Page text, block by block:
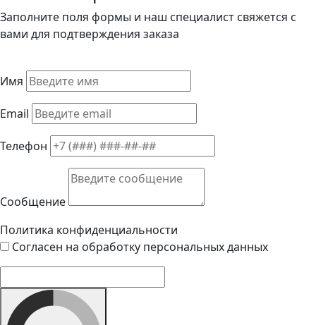
Заполните поля формы и наш специалист свяжется с
вами для подтверждения заказа
Имя
Email
Телефон
Сообщение
Политика конфиденциальности
Согласен на обработку персональных данных